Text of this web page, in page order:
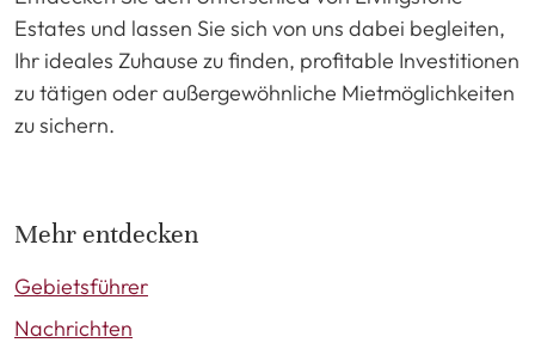
Estates und lassen Sie sich von uns dabei begleiten,
Ihr ideales Zuhause zu finden, profitable Investitionen
zu tätigen oder außergewöhnliche Mietmöglichkeiten
zu sichern.
Mehr entdecken
Gebietsführer
Nachrichten